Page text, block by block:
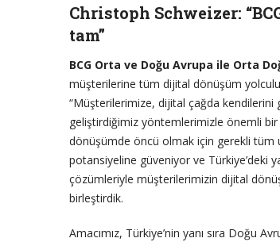
Christoph Schweizer:
tam”
BCG Orta ve Doğu Avrupa ile Orta
müşterilerine tüm dijital dönüşüm
“Müşterilerimize, dijital çağda
geliştirdiğimiz yöntemlerimizle önemli bir
dönüşümde öncü olmak için gerekli tüm
potansiyeline güveniyor ve Türkiye’deki
çözümleriyle müşterilerimizin dijital
birleştirdik.
Amacımız, Türkiye’nin yanı sıra Doğu